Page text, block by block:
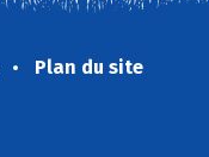
Plan du site